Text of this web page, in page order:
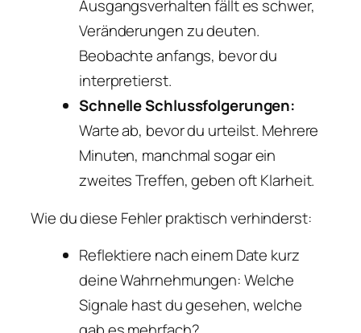
Ausgangsverhalten fällt es schwer,
Veränderungen zu deuten.
Beobachte anfangs, bevor du
interpretierst.
Schnelle Schlussfolgerungen:
Warte ab, bevor du urteilst. Mehrere
Minuten, manchmal sogar ein
zweites Treffen, geben oft Klarheit.
Wie du diese Fehler praktisch verhinderst:
Reflektiere nach einem Date kurz
deine Wahrnehmungen: Welche
Signale hast du gesehen, welche